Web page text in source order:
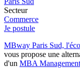
Secteur
Commerce
Je postule
MBway Paris Sud,
vous propose une
d'un MBA